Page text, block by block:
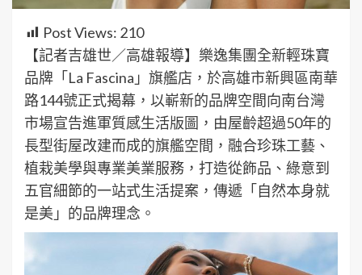
Post Views: 210
【記者吉雄世／高雄報導】樂逸集團全新輕珠寶
品牌「La Fascina」旗艦店，於高雄市新興區南華
路144號正式揭幕，以嶄新的品牌空間向南台灣
市場宣告進軍質感生活版圖，由屋齡超過50年的
長型街屋改建而成的旗艦空間，融合珍珠工藝、
植栽美學與專業美業服務，打造從飾品、綠意到
五官細節的一站式生活提案，傳遞「自然本身就
是美」的品牌理念。